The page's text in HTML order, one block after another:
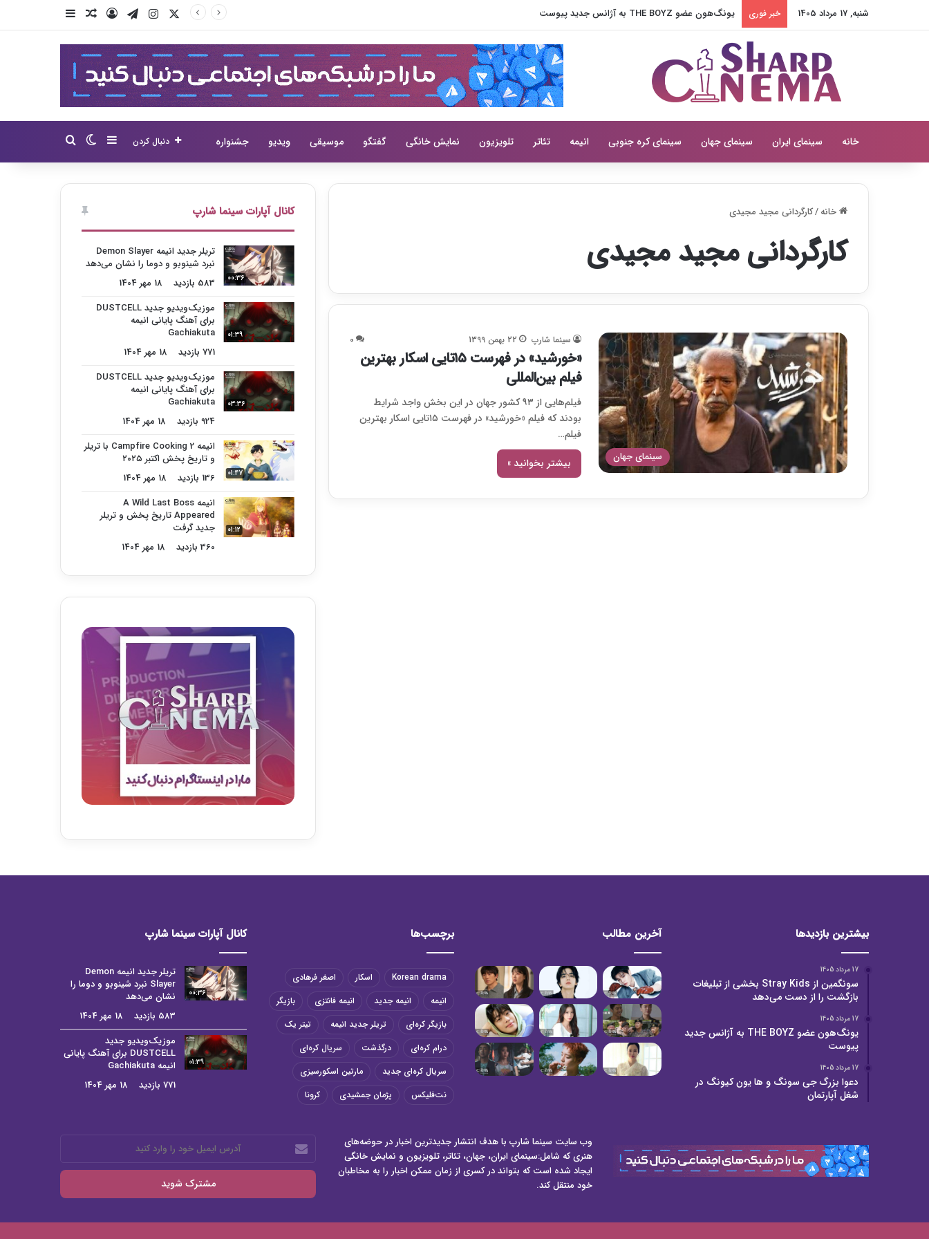
شنبه, 17 مرداد 1405 خبر فوری یونگ‌هون عضو THE BOYZ به آژانس جدید پیوست اینستاگرام
تلگرام ورود نوشته تصادفی
خانه سینمای ایران سینمای جهان سینمای کره جنوبی انیمه تئاتر تلویزیون نمایش خانگی گفتگو موسیقی ویدیو جشنواره دنبال کردن سایدبار تغییر پوسته
خانه/کارگردانی مجید مجیدی
کارگردانی مجید مجیدی
سینمای جهان
سینما شارپ 22 بهمن 1399 0
«خورشید» در فهرست ۱۵تایی اسکار بهترین
فیلم بین‌المللی
فیلم‌هایی از ۹۳ کشور جهان در این بخش واجد شرایط
بودند که فیلم «خورشید» در فهرست ۱۵تایی اسکار بهترین
فیلم…
بیشتر بخوانید »
کانال آپارات سینما شارپ
00:36
تریلر جدید انیمه Demon Slayer
نبرد شینوبو و دوما را نشان می‌دهد
583 بازدید
18 مهر 1404
01:39
موزیک‌ویدیو جدید DUSTCELL
برای آهنگ پایانی انیمه
Gachiakuta
771 بازدید
18 مهر 1404
03:36
موزیک‌ویدیو جدید DUSTCELL
برای آهنگ پایانی انیمه
Gachiakuta
924 بازدید
18 مهر 1404
01:47
انیمه Campfire Cooking 2 با تریلر
و تاریخ پخش اکتبر ۲۰۲۵
136 بازدید
18 مهر 1404
01:12
انیمه A Wild Last Boss
Appeared تاریخ پخش و تریلر
جدید گرفت
360 بازدید
18 مهر 1404
بیشترین بازدیدها
17 مرداد 1405
سونگمین از Stray Kids بخشی از تبلیغات
بازگشت را از دست می‌دهد
17 مرداد 1405
یونگ‌هون عضو THE BOYZ به آژانس جدید
پیوست
17 مرداد 1405
دعوا بزرگ جی سونگ و ها یون کیونگ در
شغل آپارتمان
آخرین مطالب برچسب‌ها
Korean drama اسکار
اصغر فرهادی
انیمه
انیمه جدید انیمه فانتزی
بازیگر
بازیگر کره‌ای
تریلر جدید انیمه
تیتر یک
درام کره‌ای
درگذشت
سریال کره‌ای
سریال کره‌ای جدید
مارتین اسکورسیزی
نت‌فلیکس
پژمان جمشیدی کرونا
کانال آپارات سینما شارپ
00:36
تریلر جدید انیمه Demon
Slayer نبرد شینوبو و دوما را
نشان می‌دهد
583 بازدید
18 مهر 1404
01:39
موزیک‌ویدیو جدید
DUSTCELL برای آهنگ پایانی
انیمه Gachiakuta
771 بازدید
18 مهر 1404
وب سایت سینما شارپ با هدف انتشار جدیدترین اخبار در حوضه‌های
هنری که شامل:سینمای ایران، جهان، تئاتر، تلویزیون و نمایش خانگی
ایجاد شده است که بتواند در کسری از زمان ممکن اخبار را به مخاطبان
خود منتقل کند.
آدرس
ایمیل
خود
وارد